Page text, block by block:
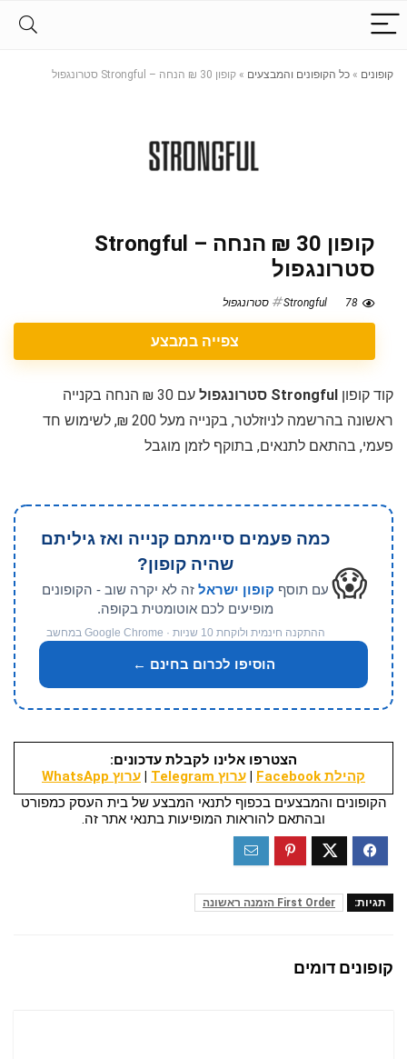
קופונים » כל הקופונים והמבצעים » קופון 30 ₪ הנחה – Strongful סטרונגפול
קופון 30 ₪ הנחה – Strongful
סטרונגפול
78 Strongful סטרונגפול
צפייה במבצע
קוד קופון Strongful סטרונגפול
עם 30 ₪ הנחה בקנייה
ראשונה בהרשמה לניוזלטר, בקנייה מעל 200 ₪, לשימוש חד
פעמי, בהתאם לתנאים, בתוקף לזמן מוגבל
😱
כמה פעמים סיימתם קנייה ואז גיליתם
שהיה קופון?
עם תוסף קופון ישראל זה לא יקרה שוב - הקופונים
מופיעים לכם אוטומטית בקופה.
ההתקנה חינמית ולוקחת 10 שניות · Google Chrome במחשב
הוסיפו לכרום בחינם ←
הצטרפו אלינו לקבלת עדכונים:
קהילת Facebook
| ערוץ Telegram | ערוץ WhatsApp
הקופונים והמבצעים בכפוף לתנאי המבצע של בית העסק כמפורט
ובהתאם להוראות המופיעות בתנאי אתר זה.
תגיות: First Order הזמנה ראשונה
קופונים דומים